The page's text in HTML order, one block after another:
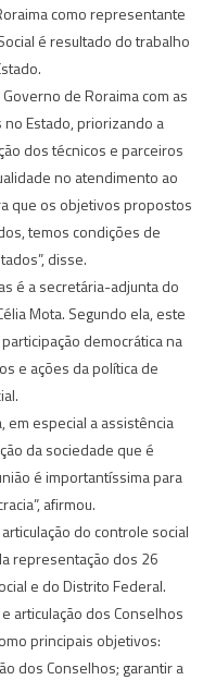
como representante
é resultado do trabalho
de Roraima com as
Estado, priorizando a
dos técnicos e parceiros
no atendimento ao
que os objetivos propostos
temos condições de
disse.
é a secretária-adjunta do
Mota. Segundo ela, este
democrática na
e ações da política de
em especial a assistência
da sociedade que é
é importantíssima para
afirmou.
do controle social
representação dos 26
e do Distrito Federal.
articulação dos Conselhos
principais objetivos:
dos Conselhos; garantir a